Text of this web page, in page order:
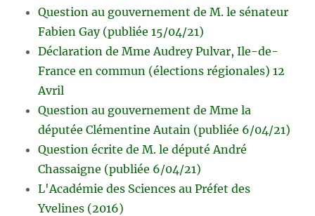
Question au gouvernement de M. le sénateur
Fabien Gay (publiée 15/04/21)
Déclaration de Mme Audrey Pulvar, Ile-de-
France en commun (élections régionales) 12
Avril
Question au gouvernement de Mme la
députée Clémentine Autain (publiée 6/04/21)
Question écrite de M. le député André
Chassaigne (publiée 6/04/21)
L'Académie des Sciences au Préfet des
Yvelines (2016)